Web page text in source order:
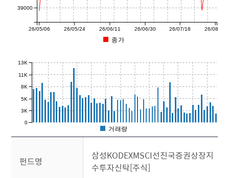
26/05/06 26/05/24 26/06/11 26/06/30 26/07/18 26/08/06
39000
종가
0
3K
5K
8K
11K
13K
거래량
펀드명
삼성KODEXMSCI선진국증권상장지
수투자신탁[주식]